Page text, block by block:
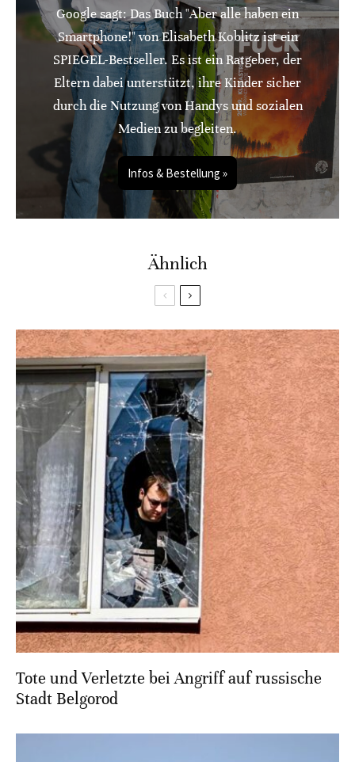
Google sagt: Das Buch "Aber alle haben ein
Smartphone!" von Elisabeth Koblitz ist ein
SPIEGEL-Bestseller. Es ist ein Ratgeber, der
Eltern dabei unterstützt, ihre Kinder sicher
durch die Nutzung von Handys und sozialen
Medien zu begleiten.
Infos & Bestellung »
Ähnlich
Tote und Verletzte bei Angriff auf russische
Stadt Belgorod